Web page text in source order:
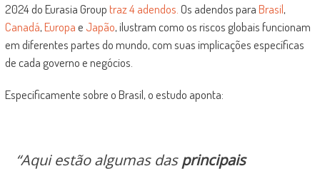
2024 do Eurasia Grouptraz 4 adendos.Os adendos paraBrasil,
Canadá,Europae Japão, ilustram como os riscos globais funcionam
em diferentes partes do mundo, com suas implicações específicas
de cada governo e negócios.
Especificamente sobre o Brasil, o estudo aponta:
“Aqui estão algumas dasprincipais